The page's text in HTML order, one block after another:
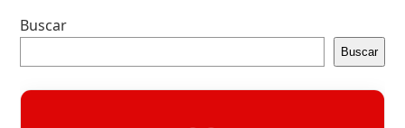
Buscar
Buscar